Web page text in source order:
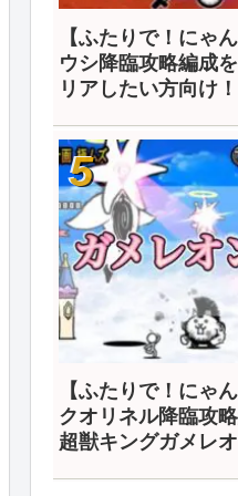
【ふたりで！にゃ
ウシ降臨攻略編成
リアしたい方向け！
【ふたりで！にゃ
クオリネル降臨攻
超獣キングガメレ